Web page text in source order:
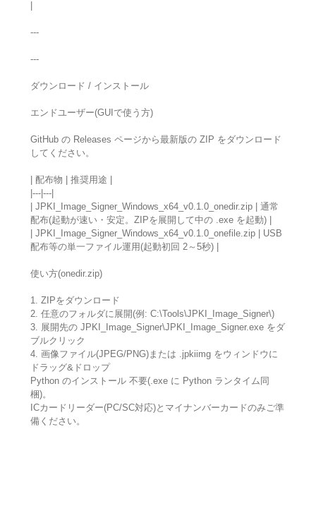
---
---
ダウンロード / インストール
エンドユーザー(GUIで使う方)
GitHub の Releases ページから最新版の ZIP をダウンロード
してください。
| 配布物 | 推奨用途 |
|---|---|
| JPKI_Image_Signer_Windows_x64_v0.1.0_onedir.zip | 通常
配布(起動が速い・安定。ZIPを展開して中の .exe を起動) |
| JPKI_Image_Signer_Windows_x64_v0.1.0_onefile.zip | USB
配布等の単一ファイル運用(起動初回 2～5秒) |
使い方(onedir.zip)
1. ZIPをダウンロード
2. 任意のフォルダに展開(例: C:\Tools\JPKI_Image_Signer\)
3. 展開先の JPKI_Image_Signer\JPKI_Image_Signer.exe をダ
ブルクリック
4. 画像ファイル(JPEG/PNG)または .jpkiimg をウィンドウに
ドラッグ&ドロップ
Python のインストール 不要(.exe に Python ランタイム同
梱)。
ICカードリーダー(PC/SC対応)とマイナンバーカードのみご準
備ください。